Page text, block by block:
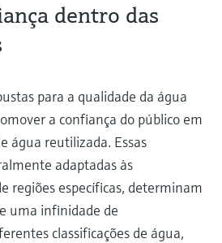
dentro das
para a qualidade da água
a confiança do público em
água reutilizada. Essas
adaptadas às
regiões específicas, determinam
uma infinidade de
classificações de água,